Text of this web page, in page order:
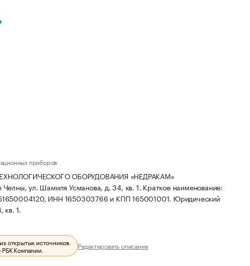
приборов
ОБОРУДОВАНИЯ «НЕДРАКАМ»
Челны, ул. Шамиля Усманова, д. 34, кв. 1. Краткое наименование:
ИНН 1650303766 и КПП 165001001. Юридический
кв. 1.
открытых источников.
Компании. Редактировать описание